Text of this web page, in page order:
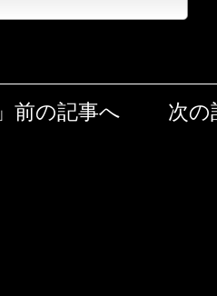
」前の記事へ 次の